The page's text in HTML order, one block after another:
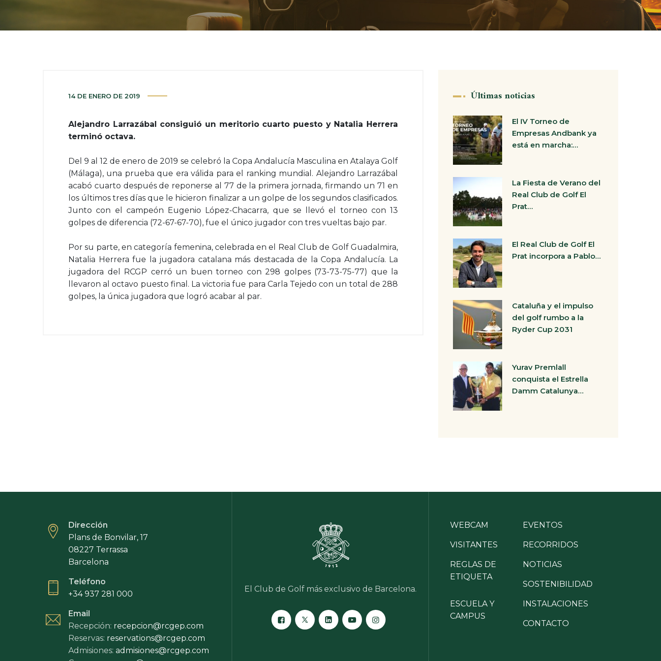
14 DE ENERO DE 2019
Alejandro Larrazábal consiguió un meritorio cuarto puesto y Natalia Herrera
terminó octava.
Del 9 al 12 de enero de 2019 se celebró la Copa Andalucía Masculina en Atalaya Golf
(Málaga), una prueba que era válida para el ranking mundial. Alejandro Larrazábal
acabó cuarto después de reponerse al 77 de la primera jornada, firmando un 71 en
los últimos tres días que le hicieron finalizar a un golpe de los segundos clasificados.
Junto con el campeón Eugenio López-Chacarra, que se llevó el torneo con 13
golpes de diferencia (72-67-67-70), fue el único jugador con tres vueltas bajo par.
Por su parte, en categoría femenina, celebrada en el Real Club de Golf Guadalmira,
Natalia Herrera fue la jugadora catalana más destacada de la Copa Andalucía. La
jugadora del RCGP cerró un buen torneo con 298 golpes (73-73-75-77) que la
llevaron al octavo puesto final. La victoria fue para Carla Tejedo con un total de 288
golpes, la única jugadora que logró acabar al par.
Últimas noticias
El IV Torneo de
Empresas Andbank ya
está en marcha:…
La Fiesta de Verano del
Real Club de Golf El
Prat…
El Real Club de Golf El
Prat incorpora a Pablo…
Cataluña y el impulso
del golf rumbo a la
Ryder Cup 2031
Yurav Premlall
conquista el Estrella
Damm Catalunya…
Dirección
Plans de Bonvilar, 17
08227 Terrassa
Barcelona
Teléfono
+34 937 281 000
Email
Recepción: recepcion@rcgep.com
Reservas: reservations@rcgep.com
Admisiones: admisiones@rcgep.com
El Club de Golf más exclusivo de Barcelona.
WEBCAM EVENTOS
VISITANTES RECORRIDOS
REGLAS DE
ETIQUETA
NOTICIAS
SOSTENIBILIDAD
ESCUELA Y
CAMPUS
INSTALACIONES
CONTACTO